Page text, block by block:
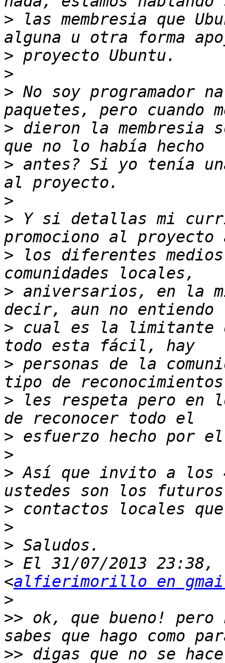
> las membresia que
>
>
> No soy programador
> dieron la membresia
> antes? Si yo tenía
>
> Y si detallas mi
> los diferentes
> aniversarios, en la
> cual es la limitante
> personas de la
> les respeta pero en
>
>
> Así que invito a los 4
>
>
>
> El 31/07/2013
<alfierimorillo en
>
>> ok, que bueno! pero
>> digas que no se